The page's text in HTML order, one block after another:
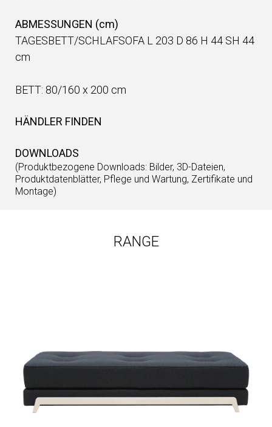
ABMESSUNGEN (cm)
TAGESBETT/SCHLAFSOFA L 203 D 86 H 44 SH 44
cm
BETT: 80/160 x 200 cm
HÄNDLER FINDEN
DOWNLOADS
(Produktbezogene Downloads: Bilder, 3D-Dateien,
Produktdatenblätter, Pflege und Wartung, Zertifikate und
Montage)
RANGE